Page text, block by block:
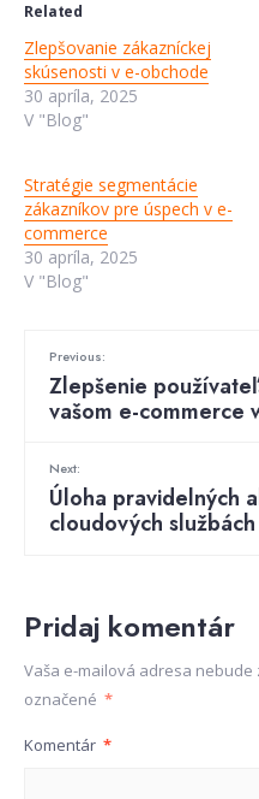
Related
Zlepšovanie zákazníckej
skúsenosti v e-obchode
30 apríla, 2025
V "Blog"
Stratégie segmentácie
zákazníkov pre úspech v e-
commerce
30 apríla, 2025
V "Blog"
Previous:
Zlepšenie
vašom e-commerce
Next:
Úloha pravidelných
cloudových službách
Pridaj komentár
Vaša e-mailová adresa nebude
označené *
Komentár *